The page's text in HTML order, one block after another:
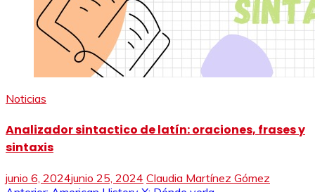
Noticias
Analizador sintactico de latín: oraciones, frases y
sintaxis
junio 6, 2024junio 25, 2024 Claudia Martínez Gómez